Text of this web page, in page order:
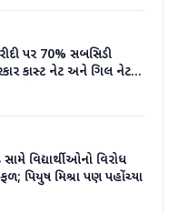
પર 70% સબસિડી
કાસ્ટ નેટ અને ગિલ નેટ
વિદ્યાર્થીઓનો વિરોધ
પિયુષ મિશ્રા પણ પહોંચ્યા